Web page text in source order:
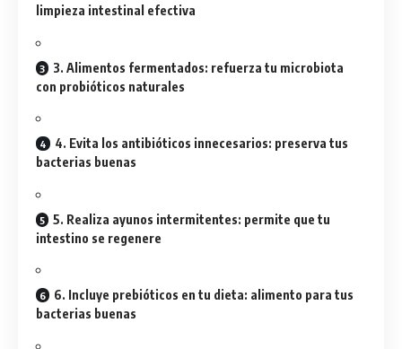
limpieza intestinal efectiva
3. Alimentos fermentados: refuerza tu microbiota
con probióticos naturales
4. Evita los antibióticos innecesarios: preserva tus
bacterias buenas
5. Realiza ayunos intermitentes: permite que tu
intestino se regenere
6. Incluye prebióticos en tu dieta: alimento para tus
bacterias buenas